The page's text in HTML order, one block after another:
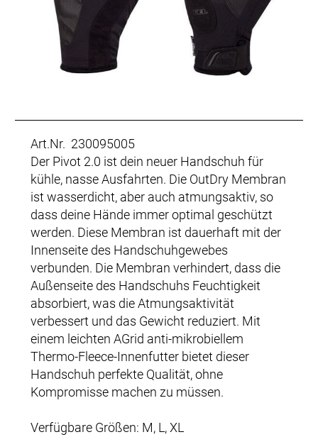
Art.Nr. 230095005
Der Pivot 2.0 ist dein neuer Handschuh für
kühle, nasse Ausfahrten. Die OutDry Membran
ist wasserdicht, aber auch atmungsaktiv, so
dass deine Hände immer optimal geschützt
werden. Diese Membran ist dauerhaft mit der
Innenseite des Handschuhgewebes
verbunden. Die Membran verhindert, dass die
Außenseite des Handschuhs Feuchtigkeit
absorbiert, was die Atmungsaktivität
verbessert und das Gewicht reduziert. Mit
einem leichten AGrid anti-mikrobiellem
Thermo-Fleece-Innenfutter bietet dieser
Handschuh perfekte Qualität, ohne
Kompromisse machen zu müssen.
Verfügbare Größen: M, L, XL